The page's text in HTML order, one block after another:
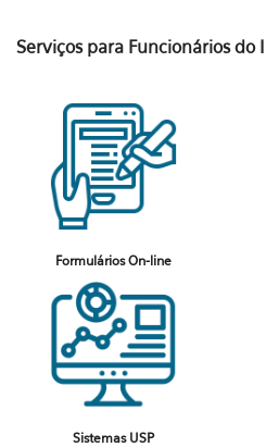
Serviços para Funcionários do
Formulários On-line
Sistemas USP